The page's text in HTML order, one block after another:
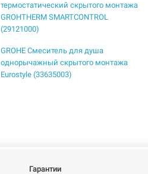
термостатический скрытого монтажа
GROHTHERM SMARTCONTROL
(29121000)
GROHE Смеситель для душа
однорычажный скрытого монтажа
Eurostyle (33635003)
однорычажный скрытого монтажа
Гарантии